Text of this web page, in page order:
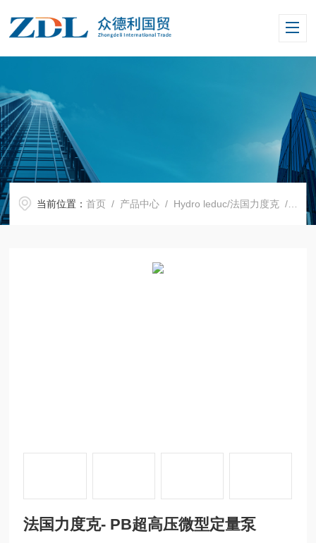
当前位置：首页 / 产品中心 / Hydro leduc/法国力度克 / 微
法国力度克- PB超高压微型定量泵